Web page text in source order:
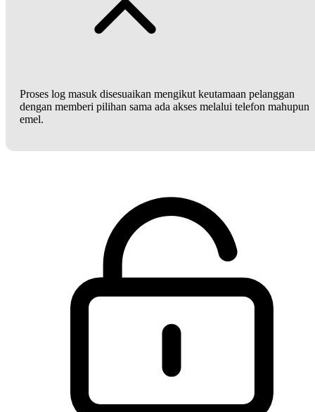
Proses log masuk disesuaikan mengikut keutamaan pelanggan
dengan memberi pilihan sama ada akses melalui telefon mahupun
emel.